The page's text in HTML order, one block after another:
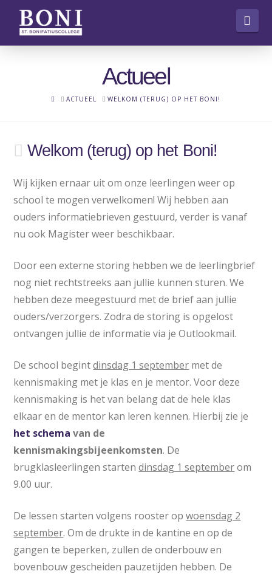
Actueel
HOME
ACTUEEL WELKOM (TERUG) OP HET BONI!
Welkom (terug) op het Boni!
Wij kijken ernaar uit om onze leerlingen weer op
school te mogen verwelkomen! Wij hebben aan
ouders informatiebrieven gestuurd, verder is vanaf
nu ook Magister weer beschikbaar.
Door een externe storing hebben we de leerlingbrief
nog niet rechtstreeks aan jullie kunnen sturen. We
hebben deze meegestuurd met de brief aan jullie
ouders/verzorgers. Zodra de storing is opgelost
ontvangen jullie de informatie via je Outlookmail.
De school begintdinsdag 1 september met de
kennismaking met je klas en je mentor. Voor deze
kennismaking is het van belang dat de hele klas
elkaar en de mentor kan leren kennen. Hierbij zie je
het schema van de
kennismakingsbijeenkomsten. De
brugklasleerlingen startendinsdag 1 septemberom
9.00 uur.
De lessen starten volgens rooster opwoensdag 2
september. Om de drukte in de kantine en op de
gangen te beperken, zullen de onderbouw en
bovenbouw gescheiden pauzetijden hebben. De